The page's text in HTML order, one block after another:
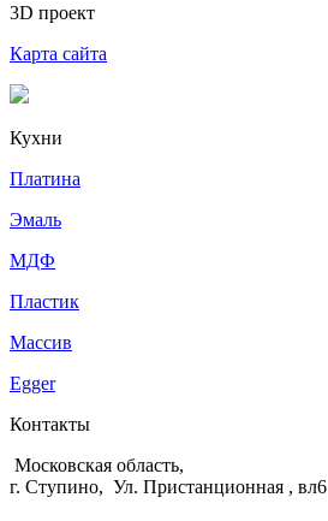
3D проект
Карта сайта
Кухни
Платина
Эмаль
МДФ
Пластик
Массив
Egger
Контакты
Московская область,
г. Ступино, Ул. Пристанционная , вл6